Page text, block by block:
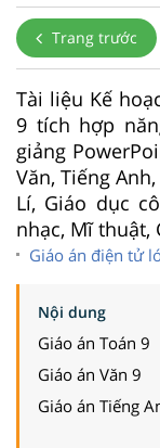
Trang trước
Tài liệu Kế
9 tích hợp
giảng
Văn, Tiếng
Lí, Giáo dục
nhạc, Mĩ thuật,
Giáo án điện tử
Nội dung
Giáo án Toán 9
Giáo án Văn 9
Giáo án Tiếng